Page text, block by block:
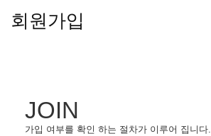
회원가입
JOIN
가입 여부를 확인 하는 절차가 이루어 집니다.